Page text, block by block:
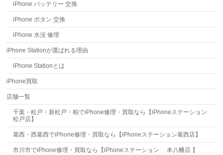
iPhone バッテリー 交換
iPhone ボタン 交換
iPhone 水没 修理
iPhone Stationが選ばれる理由
iPhone Stationとは
iPhone買取
店舗一覧
千葉・松戸・新松戸・柏でiPhone修理・買取なら【iPhoneステーション
松戸店】
葛西・西葛西でiPhone修理・買取なら【iPhoneステーション葛西店】
市川市でiPhone修理・買取なら【iPhoneステーション 本八幡店 】